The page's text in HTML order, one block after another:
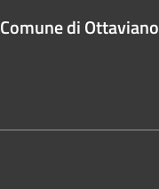
Comune di Ottaviano